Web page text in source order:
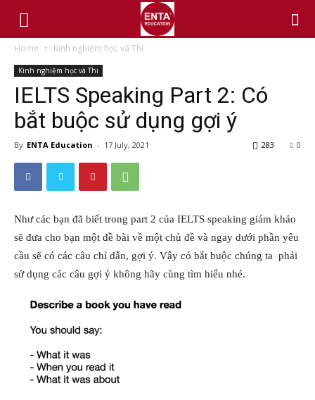
Home Kinh nghiệm học và Thi
Kinh nghiệm học và Thi
IELTS Speaking Part 2: Có
bắt buộc sử dụng gợi ý
By ENTA Education - 17 July, 2021 0
283
Như các bạn đã biết trong part 2 của IELTS speaking giám khảo
sẽ đưa cho bạn một đề bài về một chủ đề và ngay dưới phần yêu
cầu sẽ có các câu chỉ dẫn, gợi ý. Vậy có bắt buộc chúng ta phải
sử dụng các câu gợi ý không hãy cùng tìm hiểu nhé.